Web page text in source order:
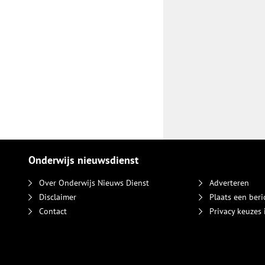
Onderwijs nieuwsdienst
Over Onderwijs Nieuws Dienst
Disclaimer
Contact
Adverteren
Plaats een
Privacy